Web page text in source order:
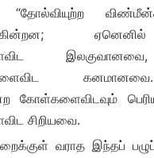
கோள்களைவிடவும்
சிறியவை.
வராத இந்தப்